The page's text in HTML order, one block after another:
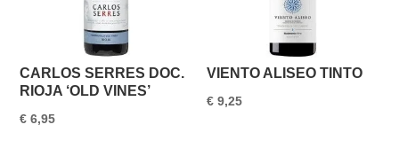
CARLOS SERRES DOC.
RIOJA ‘OLD VINES’
€ 6,95
VIENTO ALISEO TINTO
€ 9,25